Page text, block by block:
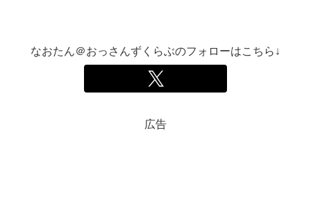
なおたん＠おっさんずくらぶのフォローはこちら↓
広告